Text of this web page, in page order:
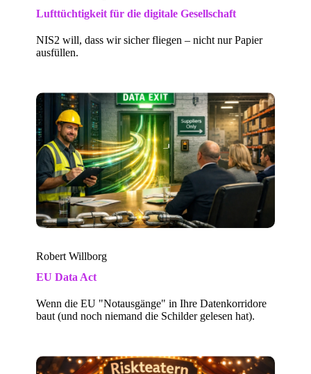
Lufttüchtigkeit für die digitale Gesellschaft
NIS2 will, dass wir sicher fliegen – nicht nur Papier
ausfüllen.
Robert Willborg
EU Data Act
Wenn die EU "Notausgänge" in Ihre Datenkorridore
baut (und noch niemand die Schilder gelesen hat).